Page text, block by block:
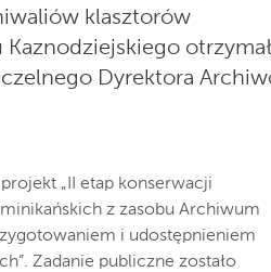
klasztorów
Dyrektora
„II etap konserwacji
z zasobu Archiwum
i udostępnieniem
Zadanie publiczne zostało